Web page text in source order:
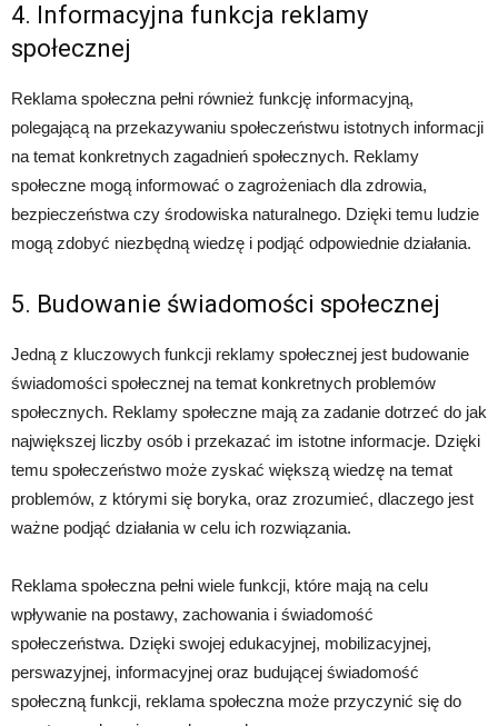
4. Informacyjna funkcja reklamy
społecznej
Reklama społeczna pełni również funkcję informacyjną,
polegającą na przekazywaniu społeczeństwu istotnych informacji
na temat konkretnych zagadnień społecznych. Reklamy
społeczne mogą informować o zagrożeniach dla zdrowia,
bezpieczeństwa czy środowiska naturalnego. Dzięki temu ludzie
mogą zdobyć niezbędną wiedzę i podjąć odpowiednie działania.
5. Budowanie świadomości społecznej
Jedną z kluczowych funkcji reklamy społecznej jest budowanie
świadomości społecznej na temat konkretnych problemów
społecznych. Reklamy społeczne mają za zadanie dotrzeć do jak
największej liczby osób i przekazać im istotne informacje. Dzięki
temu społeczeństwo może zyskać większą wiedzę na temat
problemów, z którymi się boryka, oraz zrozumieć, dlaczego jest
ważne podjąć działania w celu ich rozwiązania.
Reklama społeczna pełni wiele funkcji, które mają na celu
wpływanie na postawy, zachowania i świadomość
społeczeństwa. Dzięki swojej edukacyjnej, mobilizacyjnej,
perswazyjnej, informacyjnej oraz budującej świadomość
społeczną funkcji, reklama społeczna może przyczynić się do